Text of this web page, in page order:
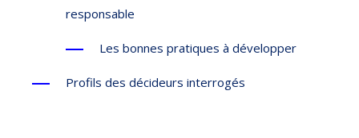
responsable
Les bonnes pratiques à développer
Profils des décideurs interrogés